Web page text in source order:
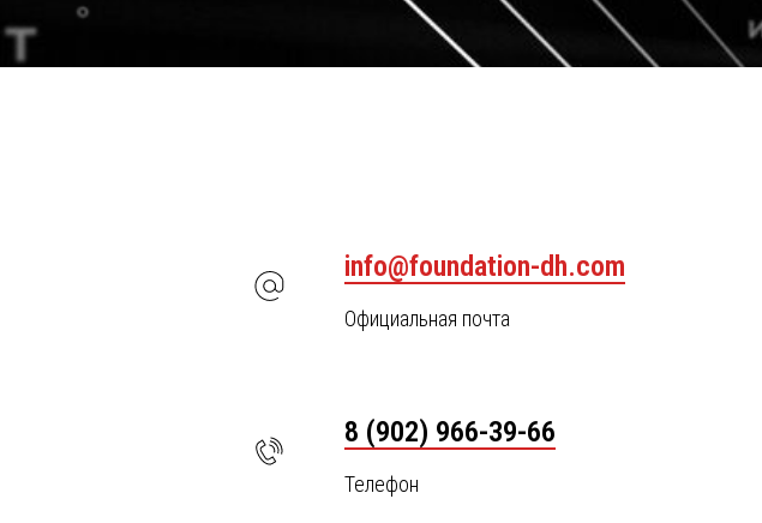
info@foundation-dh.com
Официальная почта
8 (902) 966-39-66
Телефон